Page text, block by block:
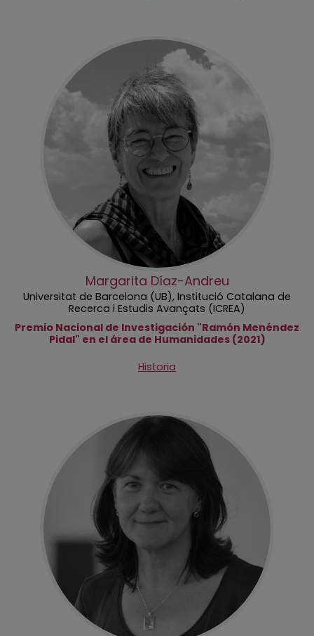
Margarita Díaz-Andreu
Universitat de Barcelona (UB), Institució Catalana de
Recerca i Estudis Avançats (ICREA)
Premio Nacional de Investigación "Ramón Menéndez
Pidal" en el área de Humanidades (2021)
Historia